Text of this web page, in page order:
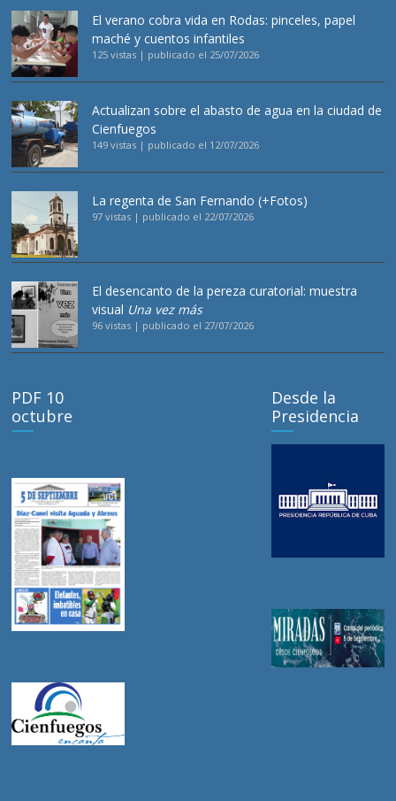
El verano cobra vida en Rodas: pinceles, papel
maché y cuentos infantiles
125 vistas | publicado el 25/07/2026
Actualizan sobre el abasto de agua en la ciudad de
Cienfuegos
149 vistas | publicado el 12/07/2026
La regenta de San Fernando (+Fotos)
97 vistas | publicado el 22/07/2026
El desencanto de la pereza curatorial: muestra
visual Una vez más
96 vistas | publicado el 27/07/2026
PDF 10
octubre
Desde la
Presidencia